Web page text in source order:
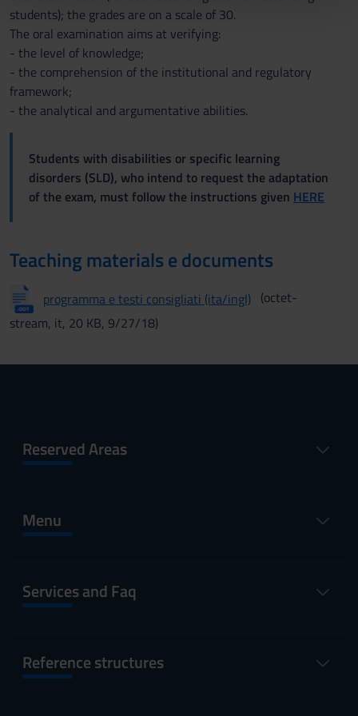
pubblicità e social media, i quali potrebbero combinarle
con altre informazioni che hai fornito loro o che hanno
raccolto dal tuo utilizzo dei loro servizi.
students); the grades are on a scale of 30.
The oral examination aims at verifying:
- the level of knowledge;
- the comprehension of the institutional and regulatory
framework;
- the analytical and argumentative abilities.
Students with disabilities or specific learning
disorders (SLD), who intend to request the adaptation
of the exam, must follow the instructions given HERE
Teaching materials e documents
programma e testi consigliati (ita/ingl) (octet-
stream, it, 20 KB, 9/27/18)
Reserved Areas
Menu
Services and Faq
Reference structures